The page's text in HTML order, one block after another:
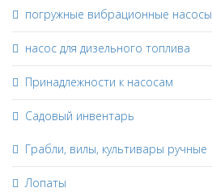
погружные вибрационные насосы
насос для дизельного топлива
Принадлежности к насосам
Садовый инвентарь
Грабли, вилы, культивары ручные
Лопаты